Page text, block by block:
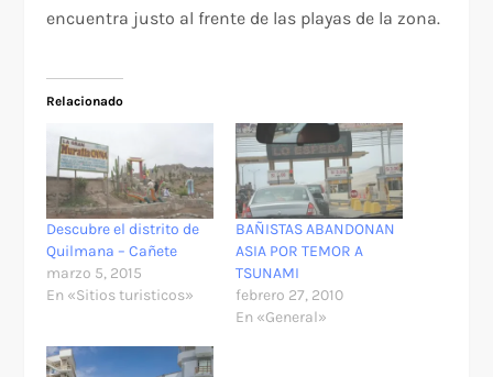
encuentra justo al frente de las playas de la zona.
Relacionado
Descubre el distrito de
Quilmana – Cañete
marzo 5, 2015
En «Sitios turisticos»
BAÑISTAS ABANDONAN
ASIA POR TEMOR A
TSUNAMI
febrero 27, 2010
En «General»